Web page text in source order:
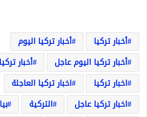
أخبار تركيا
أخبار تركيا اليوم
أخبار تركيا اليوم عاجل
أخبار
اخبار تركيا
اخبار تركيا العاجلة
اخبار تركيا عاجل
التركية